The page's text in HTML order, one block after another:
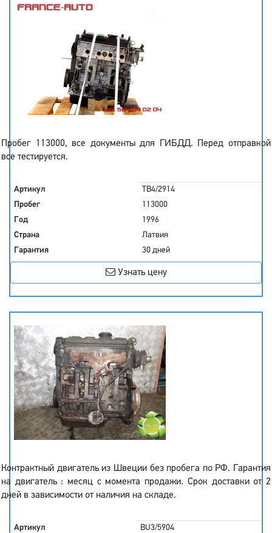
Пробег 113000, все документы для ГИБДД. Перед отправкой
все тестируется.
Артикул
TB4/2914
Пробег
113000
Год
1996
Страна
Латвия
Гарантия
30 дней
Узнать цену
Контрактный двигатель из Швеции без пробега по РФ. Гарантия
на двигатель : месяц с момента продажи. Срок доставки от 2
дней в зависимости от наличия на складе.
Артикул
BU3/5904